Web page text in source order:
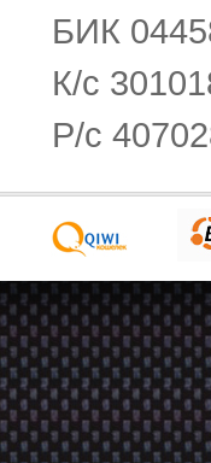
БИК
К/с
Р/с